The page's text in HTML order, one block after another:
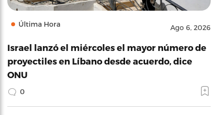
Última Hora Ago 6, 2026
Israel lanzó el miércoles el mayor número de
proyectiles en Líbano desde acuerdo, dice
ONU
0